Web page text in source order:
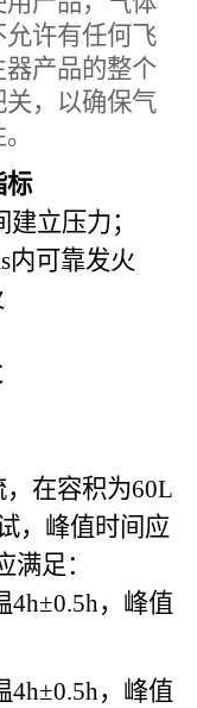
许有任何飞
产品的整个
，以确保气
标
立压力；
内可靠发火
在容积为60L
，峰值时间应
满足：
4h±0.5h，峰值
4h±0.5h，峰值